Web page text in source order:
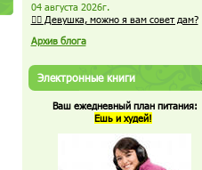
04 августа 2026г.
🏋️‍♀️ Девушка, можно я вам совет дам?
Архив блога
Электронные книги
Ваш ежедневный план питания:
Ешь и худей!